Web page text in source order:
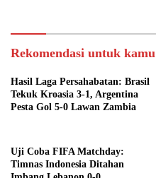
Rekomendasi untuk kamu
Hasil Laga Persahabatan: Brasil
Tekuk Kroasia 3-1, Argentina
Pesta Gol 5-0 Lawan Zambia
Uji Coba FIFA Matchday:
Timnas Indonesia Ditahan